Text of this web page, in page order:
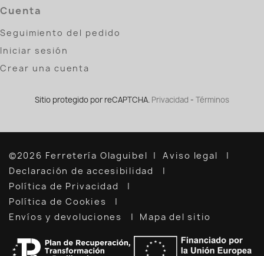
Cuenta
Seguimiento del pedido
Iniciar sesión
Crear una cuenta
Sitio protegido por reCAPTCHA. Privacidad - Términos
©2026 Ferretería Olaguibel
Aviso legal
Declaración de accesibilidad
Política de Privacidad
Política de Cookies
Envíos y devoluciones
Mapa del sitio